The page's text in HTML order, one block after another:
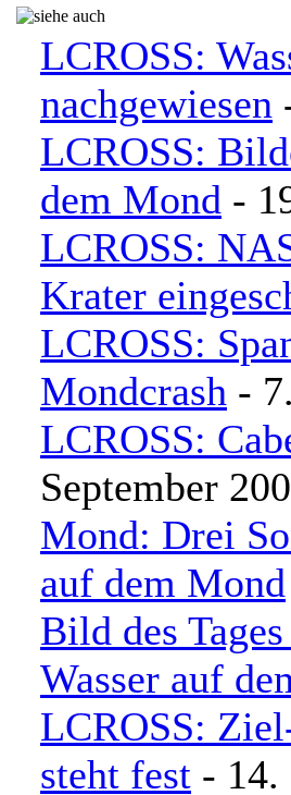
LCROSS:
nachgewiesen
LCROSS:
dem Mond -
LCROSS:
Krater
LCROSS:
Mondcrash -
LCROSS:
September
Mond: Drei
auf dem Mond
Bild des
Wasser auf
LCROSS:
steht fest - 14.